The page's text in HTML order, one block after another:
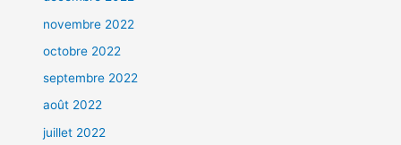
novembre 2022
octobre 2022
septembre 2022
août 2022
juillet 2022